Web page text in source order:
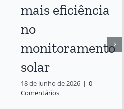
mais eficiência
no
monitoramento
solar
18 de junho de 2026 | 0
Comentários